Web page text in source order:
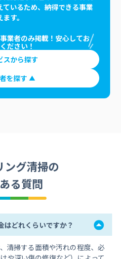
ているため、納得できる事業
す。
業者のみ掲載！安心してお
ださい！
スから探す
を探す
ング清掃の
る質問
はどれくらいですか？
清掃する面積や汚れの程度、必